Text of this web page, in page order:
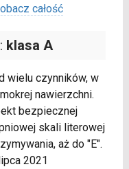
całość
klasa A
wielu czynników, w
nawierzchni.
bezpiecznej
skali literowej
aż do "E".
2021